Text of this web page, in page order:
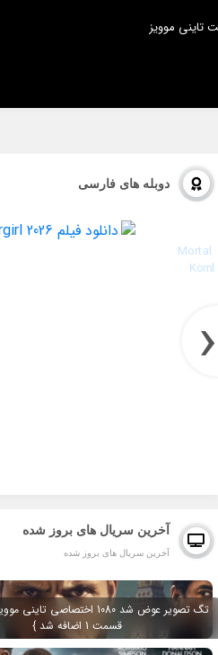
تاینی موویز
دوبله های فارسی
‹
آخرین سریال های بروز شده
آخرین سریال های بروز شده
تگ تصویر عوض شد 1080 اختصاصی
قسمت 1 اضافه شد }